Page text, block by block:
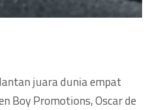
juara dunia empat
Boy Promotions, Oscar de